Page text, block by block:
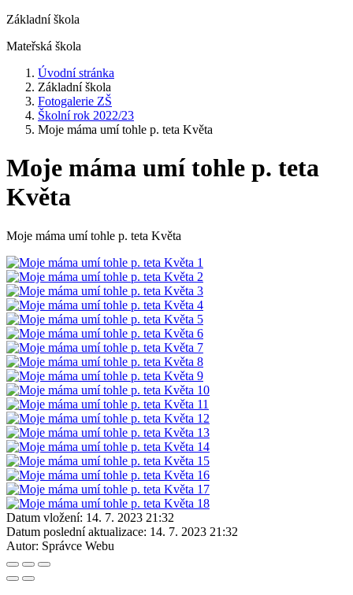
Základní škola
Mateřská škola
Úvodní stránka
Základní škola
Fotogalerie ZŠ
Školní rok 2022/23
Moje máma umí tohle p. teta Květa
Moje máma umí tohle p. teta
Květa
Moje máma umí tohle p. teta Květa
Datum vložení: 14. 7. 2023 21:32
Datum poslední aktualizace: 14. 7. 2023 21:32
Autor: Správce Webu